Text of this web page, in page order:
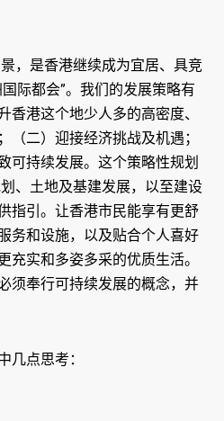
，是香港继续成为宜居、具竞
际都会”。我们的发展策略有
香港这个地少人多的高密度、
（二）迎接经济挑战及机遇；
可持续发展。这个策略性规划
、土地及基建发展，以至建设
指引。让香港市民能享有更舒
务和设施，以及贴合个人喜好
充实和多姿多采的优质生活。
须奉行可持续发展的概念，并
几点思考：